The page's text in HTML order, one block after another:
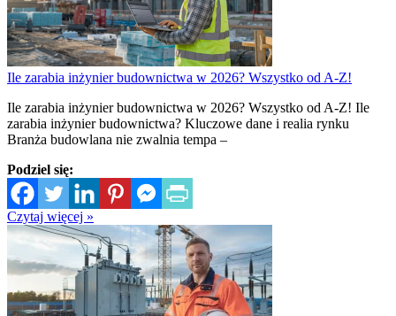
Ile zarabia inżynier budownictwa w 2026? Wszystko od A-Z!
Ile zarabia inżynier budownictwa w 2026? Wszystko od A-Z! Ile
zarabia inżynier budownictwa? Kluczowe dane i realia rynku
Branża budowlana nie zwalnia tempa –
Podziel się:
Czytaj więcej »